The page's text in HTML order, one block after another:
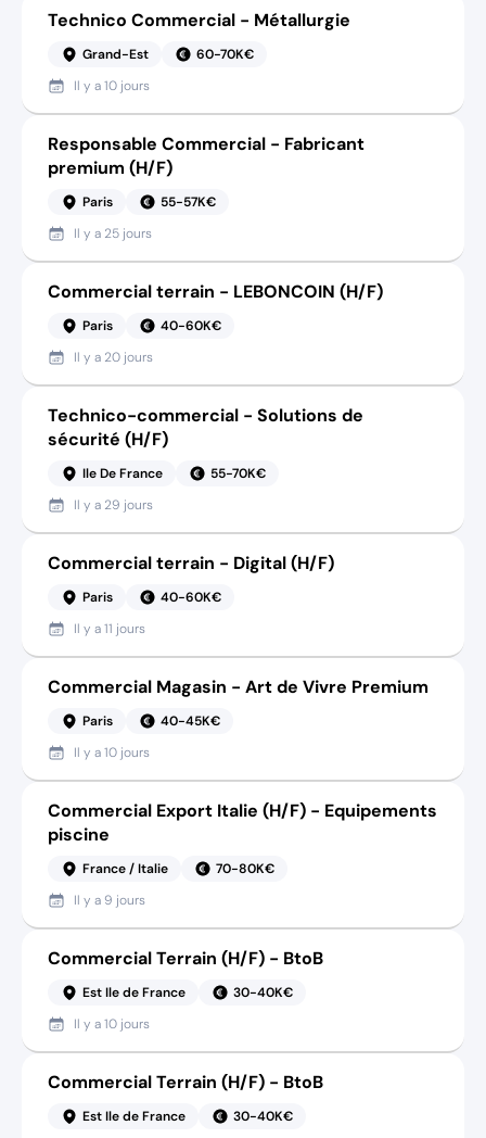
Technico Commercial - Métallurgie
Grand-Est
60-70K€
Il y a10 jours
Responsable Commercial - Fabricant
premium (H/F)
Paris
55-57K€
Il y a 25 jours
Commercial terrain - LEBONCOIN (H/F)
Paris
40-60K€
Il y a 20 jours
Technico-commercial - Solutions de
sécurité (H/F)
Ile De France
55-70K€
Il y a 29 jours
Commercial terrain - Digital (H/F)
Paris
40-60K€
Il y a11 jours
Commercial Magasin - Art de Vivre Premium
Paris
40-45K€
Il y a10 jours
Commercial Export Italie (H/F) - Equipements
piscine
France / Italie
70-80K€
Il y a 9 jours
Commercial Terrain (H/F) - BtoB
Est Ile de France
30-40K€
Il y a10 jours
Commercial Terrain (H/F) - BtoB
Est Ile de France
30-40K€